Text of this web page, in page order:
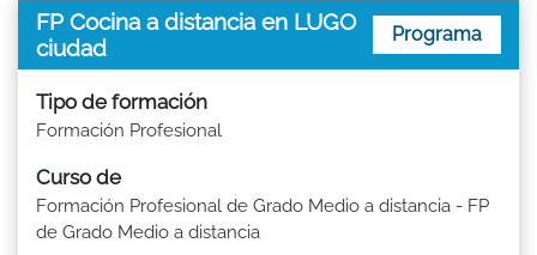
FP Cocina a distancia en LUGO
ciudad
Programa
Tipo de formación
Formación Profesional
Curso de
Formación Profesional de Grado Medio a distancia - FP
de Grado Medio a distancia